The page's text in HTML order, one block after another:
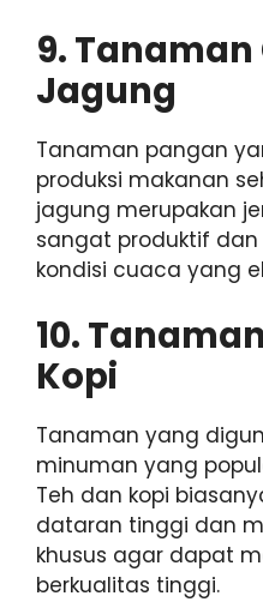
9.
Jagung
Tanaman pangan
produksi makanan
jagung merupakan
sangat produktif
kondisi cuaca yang
10.
Kopi
Tanaman yang
minuman yang
Teh dan kopi
dataran tinggi dan
khusus agar dapat
berkualitas tinggi.